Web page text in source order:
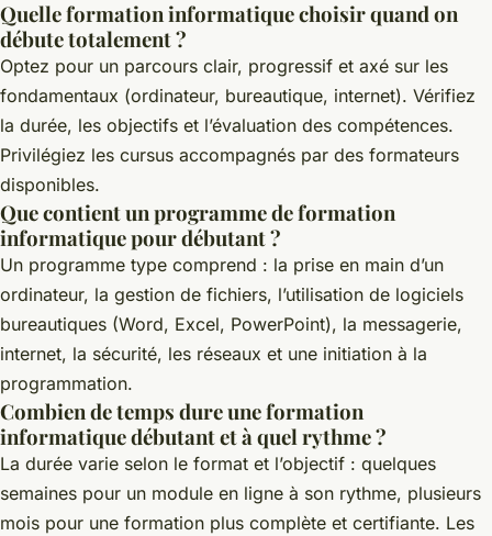
Quelle formation informatique choisir quand on
débute totalement ?
Optez pour un parcours clair, progressif et axé sur les
fondamentaux (ordinateur, bureautique, internet). Vérifiez
la durée, les objectifs et l’évaluation des compétences.
Privilégiez les cursus accompagnés par des formateurs
disponibles.
Que contient un programme de formation
informatique pour débutant ?
Un programme type comprend : la prise en main d’un
ordinateur, la gestion de fichiers, l’utilisation de logiciels
bureautiques (Word, Excel, PowerPoint), la messagerie,
internet, la sécurité, les réseaux et une initiation à la
programmation.
Combien de temps dure une formation
informatique débutant et à quel rythme ?
La durée varie selon le format et l’objectif : quelques
semaines pour un module en ligne à son rythme, plusieurs
mois pour une formation plus complète et certifiante. Les